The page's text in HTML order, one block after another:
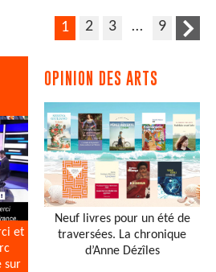
1 2 3 … 9
et
sur
OPINION DES ARTS
Neuf livres pour un été de
traversées. La chronique
d’Anne Dézîles